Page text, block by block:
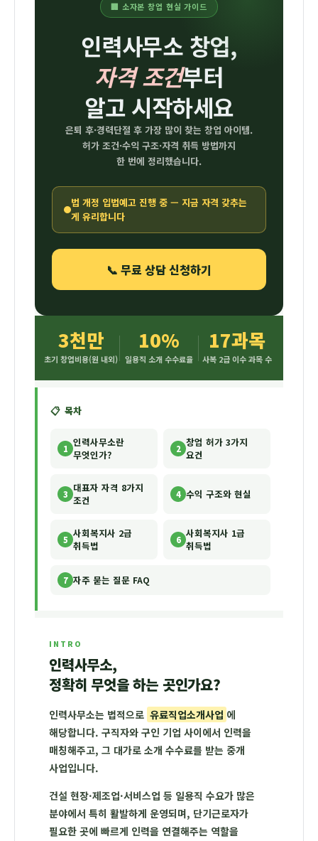
사회복지사2급
취득방법
학점은행제
🏢 소자본 창업 현실 가이드
인력사무소 창업,
자격 조건부터
알고 시작하세요
은퇴 후·경력단절 후 가장 많이 찾는 창업 아이템.
허가 조건·수익 구조·자격 취득 방법까지
한 번에 정리했습니다.
법 개정 입법예고 진행 중 — 지금 자격 갖추는
게 유리합니다
📞 무료 상담 신청하기
3천만
초기 창업비용(원 내외)
10%
일용직 소개 수수료율
17과목
사복 2급 이수 과목 수
📋 목차
1 인력사무소란
무엇인가?
2 창업 허가 3가지
요건
3 대표자 자격 8가지
조건
4 수익 구조와 현실
5 사회복지사 2급
취득법
6 사회복지사 1급
취득법
7 자주 묻는 질문 FAQ
INTRO
인력사무소,
정확히 무엇을 하는 곳인가요?
인력사무소는 법적으로 유료직업소개사업 에
해당합니다. 구직자와 구인 기업 사이에서 인력을
매칭해주고, 그 대가로 소개 수수료를 받는 중개
사업입니다.
건설 현장·제조업·서비스업 등 일용직 수요가 많은
분야에서 특히 활발하게 운영되며, 단기근로자가
필요한 곳에 빠르게 인력을 연결해주는 역할을